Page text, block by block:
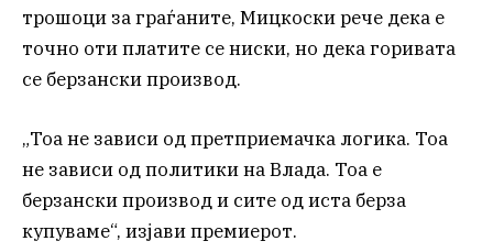
трошоци за граѓаните, Мицкоски рече дека е
точно оти платите се ниски, но дека горивата
се берзански производ.
„Тоа не зависи од претприемачка логика. Тоа
не зависи од политики на Влада. Тоа е
берзански производ и сите од иста берза
купуваме“, изјави премиерот.